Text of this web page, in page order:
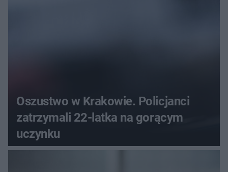
Oszustwo w Krakowie. Policjanci
zatrzymali 22-latka na gorącym
uczynku